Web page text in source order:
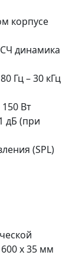
корпусе
динамика
Гц – 30 кГц
Вт
дБ (при
(SPL)
x 35 мм